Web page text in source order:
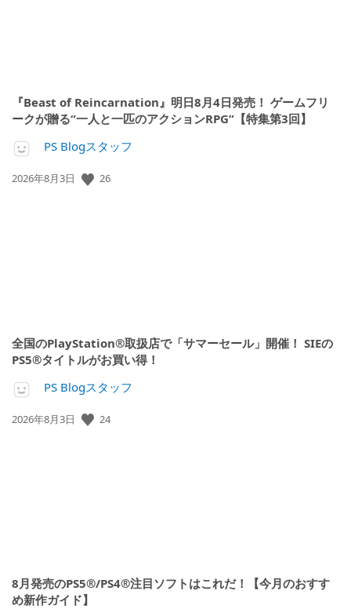
『Beast of Reincarnation』明日8月4日発売！ ゲームフリ
ークが贈る“一人と一匹のアクションRPG”【特集第3回】
PS Blogスタッフ
公
2026年8月3日 26
全国のPlayStation®取扱店で「サマーセール」開催！ SIEの
PS5®タイトルがお買い得！
PS Blogスタッフ
公
2026年8月3日 24
8月発売のPS5®/PS4®注目ソフトはこれだ！【今月のおすす
め新作ガイド】